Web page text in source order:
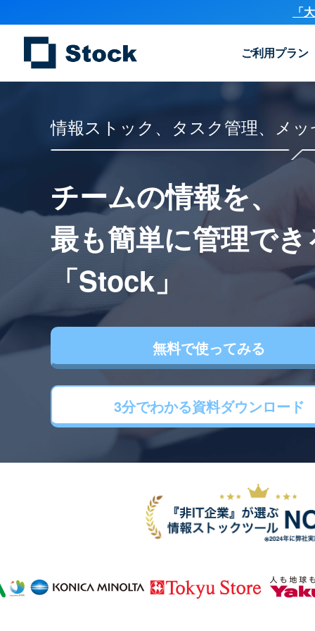
「
ご利用プラン
情報ストック、タスク管理、メ
チームの情報を、
最も簡単に管理で
「Stock」
無料で使ってみる
3分でわかる資料ダウンロード